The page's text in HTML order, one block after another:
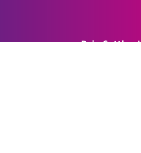
Dein Cottbus!